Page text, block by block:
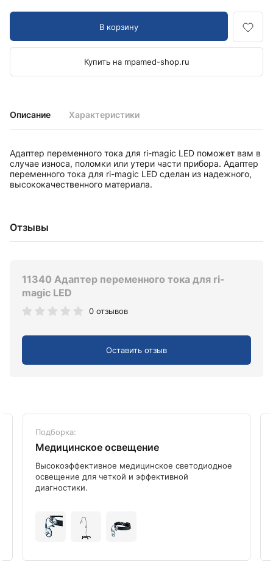
Описание Характеристики
Адаптер переменного тока для ri-magic LED поможет вам в
случае износа, поломки или утери части прибора. Адаптер
переменного тока для ri-magic LED сделан из надежного,
высококачественного материала.
Отзывы
11340 Адаптер переменного тока для ri-
magic LED
0 отзывов
Оставить отзыв
В корзину
Купить на mpamed-shop.ru
Подборка:
Медицинское освещение
Высокоэффективное медицинское светодиодное
освещение для четкой и эффективной
диагностики.